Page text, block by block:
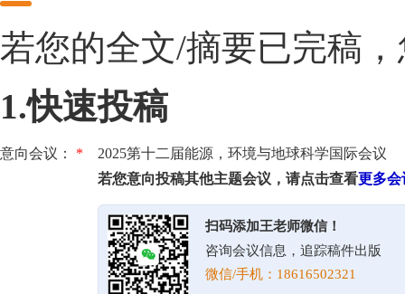
若您的全文/摘要已完稿
1.快速投稿
意向会议： *
2025第十二届能源，环境与地球科学国际会议
若您意向投稿其他主题会议，请点击查看更多会
扫码添加王老师微信！
咨询会议信息，追踪稿件出版
微信/手机：18616502321